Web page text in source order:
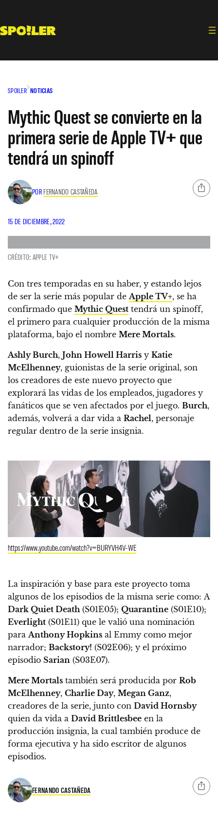
contenido
SPOILER NOTICIAS
Mythic Quest se convierte en la
primera serie de Apple TV+ que
tendrá un spinoff
POR FERNANDO CASTAÑEDA
15 DE DICIEMBRE, 2022
CRÉDITO: APPLE TV+
Con tres temporadas en su haber, y estando lejos
de ser la serie más popular deApple TV+, se ha
confirmado que Mythic Quest tendrá un spinoff,
el primero para cualquier producción de la misma
plataforma, bajo el nombre Mere Mortals.
Ashly Burch, John Howell Harris y Katie
McElhenney, guionistas de la serie original, son
los creadores de este nuevo proyecto que
explorará las vidas de los empleados, jugadores y
fanáticos que se ven afectados por el juego. Burch,
además, volverá a dar vida a Rachel, personaje
regular dentro de la serie insignia.
https://www.youtube.com/watch?v=BURYVH4V-WE
La inspiración y base para este proyecto toma
algunos de los episodios de la misma serie como: A
Dark Quiet Death(S01E05); Quarantine (S01E10);
Everlight (S01E11) que le valió una nominación
paraAnthony Hopkins al Emmy como mejor
narrador; Backstory! (S02E06); y el próximo
episodio Sarian (S03E07).
Mere Mortals también será producida por Rob
McElhenney, Charlie Day, Megan Ganz,
creadores de la serie, junto con David Hornsby
quien da vida a David Brittlesbee en la
producción insignia, la cual también produce de
forma ejecutiva y ha sido escritor de algunos
episodios.
FERNANDO CASTAÑEDA